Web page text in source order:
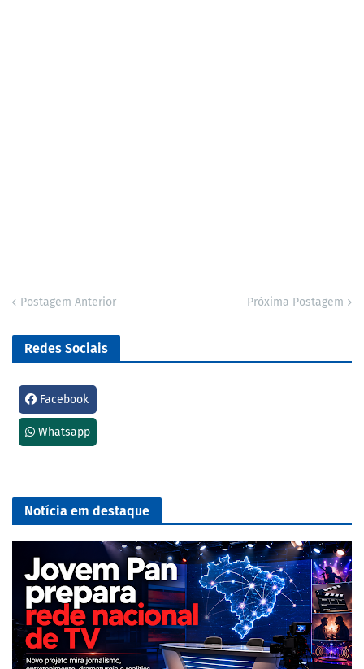
Postagem Anterior Próxima Postagem
Redes Sociais
Facebook
Whatsapp
Notícia em destaque